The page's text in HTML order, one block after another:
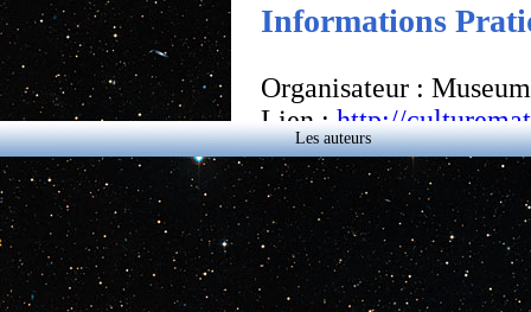
Informations
Organisateur :
Lien : http://
Retour à l'agenda
Les auteurs